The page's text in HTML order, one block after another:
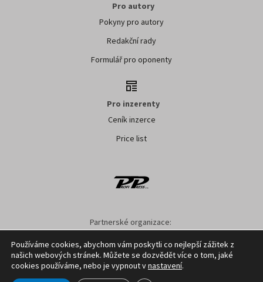
Pro autory
Pokyny pro autory
Redakční rady
Formulář pro oponenty
Pro inzerenty
Ceník inzerce
Price list
Partnerské organizace:
Nastavení cookies GDPR Facebook Kontakt
Používáme cookies, abychom vám poskytli co nejlepší zážitek z
našich webových stránek. Můžete se dozvědět více o tom, jaké
cookies používáme, nebo je vypnout vnastavení.